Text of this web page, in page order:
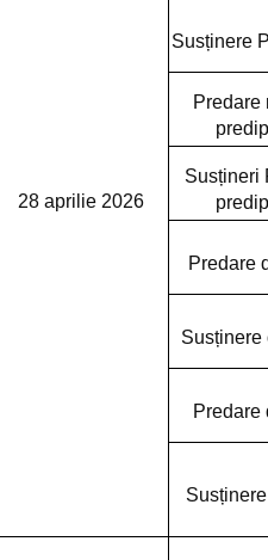
28 aprilie 2026
Susținere
Predare
Susțineri
Predare
Susținere
Predare